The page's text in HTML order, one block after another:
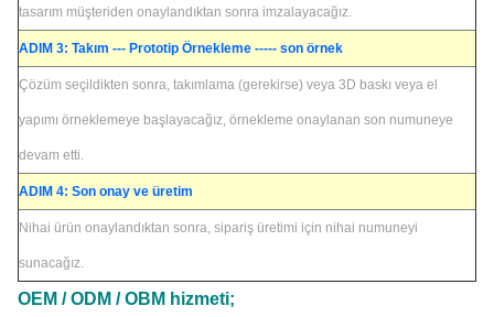
tasarım müşteriden onaylandıktan sonra imzalayacağız.
ADIM 3: Takım --- Prototip Örnekleme ----- son örnek
Çözüm seçildikten sonra, takımlama (gerekirse) veya 3D baskı veya el
yapımı örneklemeye başlayacağız, örnekleme onaylanan son numuneye
devam etti.
ADIM 4: Son onay ve üretim
Nihai ürün onaylandıktan sonra, sipariş üretimi için nihai numuneyi
sunacağız.
OEM / ODM / OBM hizmeti;